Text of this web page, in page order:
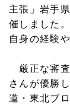
主張」岩手
催しました
自身の経験
厳正な審査
さんが優勝
道・東北ブ